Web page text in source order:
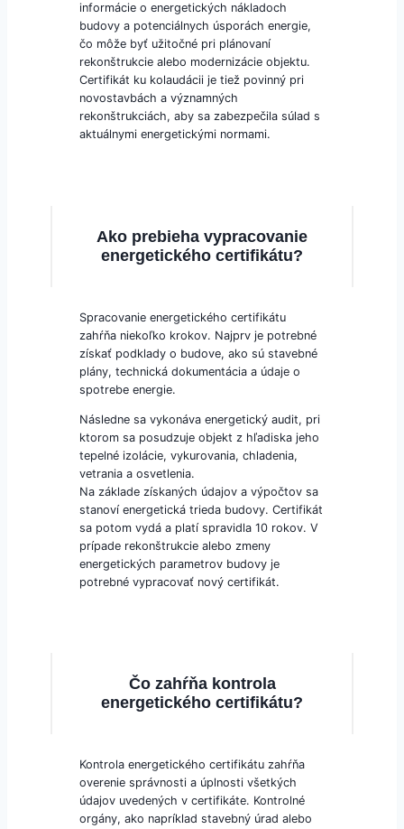
informácie o energetických nákladoch
budovy a potenciálnych úsporách energie,
čo môže byť užitočné pri plánovaní
rekonštrukcie alebo modernizácie objektu.
Certifikát ku kolaudácii je tiež povinný pri
novostavbách a významných
rekonštrukciách, aby sa zabezpečila súlad s
aktuálnymi energetickými normami.
Ako prebieha vypracovanie
energetického certifikátu?
Spracovanie energetického certifikátu
zahŕňa niekoľko krokov. Najprv je potrebné
získať podklady o budove, ako sú stavebné
plány, technická dokumentácia a údaje o
spotrebe energie.
Následne sa vykonáva energetický audit, pri
ktorom sa posudzuje objekt z hľadiska jeho
tepelné izolácie, vykurovania, chladenia,
vetrania a osvetlenia.
Na základe získaných údajov a výpočtov sa
stanoví energetická trieda budovy. Certifikát
sa potom vydá a platí spravidla 10 rokov. V
prípade rekonštrukcie alebo zmeny
energetických parametrov budovy je
potrebné vypracovať nový certifikát.
Čo zahŕňa kontrola
energetického certifikátu?
Kontrola energetického certifikátu zahŕňa
overenie správnosti a úplnosti všetkých
údajov uvedených v certifikáte. Kontrolné
orgány, ako napríklad stavebný úrad alebo